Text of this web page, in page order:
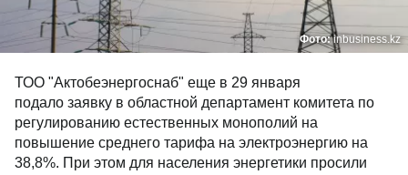
Фото:inbusiness.kz
ТОО "Актобеэнергоснаб" еще в 29 января
подало заявку в областной департамент комитета по
регулированию естественных монополий на
повышение среднего тарифа на электроэнергию на
38,8%. При этом для населения энергетики просили